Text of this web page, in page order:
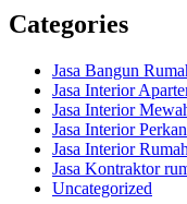
Categories
Jasa Bangun
Jasa Interior
Jasa Interior
Jasa Interior
Jasa Interior
Jasa Kontraktor
Uncategorized